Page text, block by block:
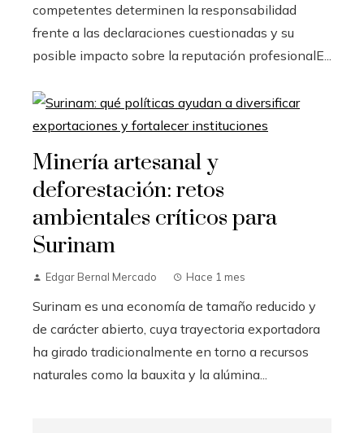
competentes determinen la responsabilidad
frente a las declaraciones cuestionadas y su
posible impacto sobre la reputación profesionalE...
Minería artesanal y
deforestación: retos
ambientales críticos para
Surinam
Edgar Bernal Mercado Hace 1 mes
Surinam es una economía de tamaño reducido y
de carácter abierto, cuya trayectoria exportadora
ha girado tradicionalmente en torno a recursos
naturales como la bauxita y la alúmina...